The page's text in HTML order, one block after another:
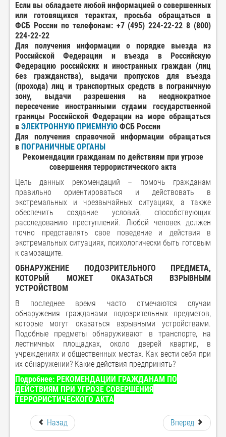
Если вы обладаете любой информацией о совершенных
или готовящихся терактах, просьба обращаться в
ФСБ России по телефонам: +7 (495) 224-22-22 8 (800)
224-22-22
Для получения информации о порядке выезда из
Российской Федерации и въезда в Российскую
Федерацию российских и иностранных граждан (лиц
без гражданства), выдачи пропусков для въезда
(прохода) лиц и транспортных средств в пограничную
зону, выдачи разрешения на неоднократное
пересечение иностранными судами государственной
границы Российской Федерации на море обращаться
в ЭЛЕКТРОННУЮ ПРИЕМНУЮ ФСБ России
Для получения справочной информации обращаться
в ПОГРАНИЧНЫЕ ОРГАНЫ
Рекомендации гражданам по действиям при угрозе
совершения террористического акта
Цель данных рекомендаций – помочь гражданам
правильно ориентироваться и действовать в
экстремальных и чрезвычайных ситуациях, а также
обеспечить создание условий, способствующих
расследованию преступлений. Любой человек должен
точно представлять свое поведение и действия в
экстремальных ситуациях, психологически быть готовым
к самозащите.
ОБНАРУЖЕНИЕ ПОДОЗРИТЕЛЬНОГО ПРЕДМЕТА,
КОТОРЫЙ МОЖЕТ ОКАЗАТЬСЯ ВЗРЫВНЫМ
УСТРОЙСТВОМ
В последнее время часто отмечаются случаи
обнаружения гражданами подозрительных предметов,
которые могут оказаться взрывными устройствами.
Подобные предметы обнаруживают в транспорте, на
лестничных площадках, около дверей квартир, в
учреждениях и общественных местах. Как вести себя при
их обнаружении? Какие действия предпринять?
Подробнее: РЕКОМЕНДАЦИИ ГРАЖДАНАМ ПО
ДЕЙСТВИЯМ ПРИ УГРОЗЕ СОВЕРШЕНИЯ
ТЕРРОРИСТИЧЕСКОГО АКТА
Назад Вперед